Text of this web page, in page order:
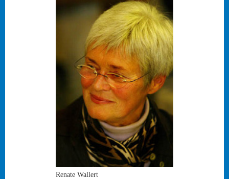
Renate Wallert